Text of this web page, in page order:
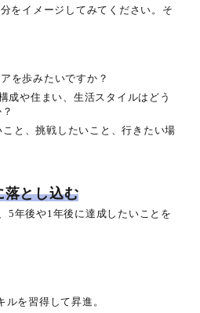
をイメージしてみてください。そ
を歩みたいですか？
成や住まい、生活スタイルはどう
こと、挑戦したいこと、行きたい場
とし込む
5年後や1年後に達成したいことを
を習得して昇進。